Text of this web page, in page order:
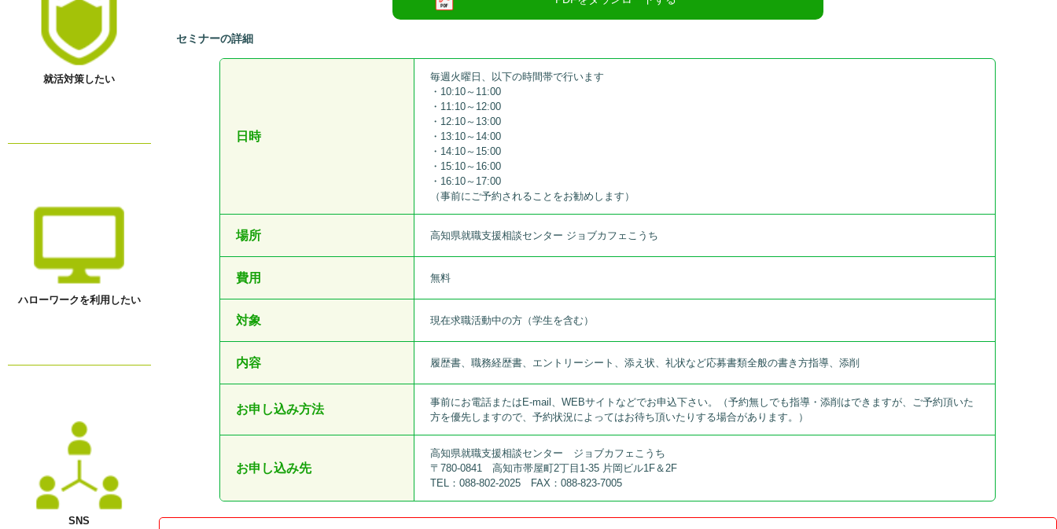
就活対策したい
ハローワークを利用したい
SNS
セミナーの詳細
日時
毎週火曜日、以下の時間帯で行います
・10:10～11:00
・11:10～12:00
・12:10～13:00
・13:10～14:00
・14:10～15:00
・15:10～16:00
・16:10～17:00
（事前にご予約されることをお勧めします）
場所 高知県就職支援相談センター ジョブカフェこうち
費用 無料
対象 現在求職活動中の方（学生を含む）
内容 履歴書、職務経歴書、エントリーシート、添え状、礼状など応募書類全般の書き方指導、添削
お申し込み方法
事前にお電話またはE-mail、WEBサイトなどでお申込下さい。（予約無しでも指導・添削はできますが、ご予約頂いた
方を優先しますので、予約状況によってはお待ち頂いたりする場合があります。）
お申し込み先
高知県就職支援相談センター ジョブカフェこうち
〒780-0841 高知市帯屋町2丁目1-35 片岡ビル1F＆2F
TEL：088-802-2025 FAX：088-823-7005